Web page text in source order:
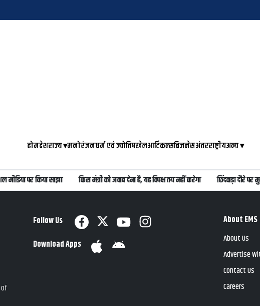
होमदेशराज्य▾मनोरंजनधर्म एवं ज्योतिषखेलआर्टिकल्सबिजनेसअंतरराष्ट्रीयअन्य▾
पर किया साझा किस मंत्री को जवाब देना है, यह विपक्ष तय नहीं करेगा छिंदवाड़ा दौरे
Follow Us
Download Apps
About EMS
About Us
Advertise
Contact Us
Careers